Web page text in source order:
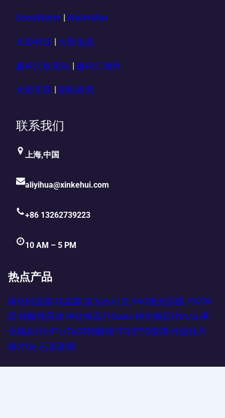
GoodWafer WaferMax
火影科技 火影金晶
鑫科汇欧美站 | 鑫科汇海外
火影互联 隐私政策
联系我们
上海,中国
aliyihua@xinkehui.com
+86 13262739223
10 AM – 5 PM
热点产品
碳化硅晶圆 硅晶圆 蓝宝石衬底 YAG激光晶圆 YSZ单
晶 铌酸锂晶体 砷化镓晶片GaAs 砷化铟晶片InAs 磷
化铟晶片InP LiTaO3钽酸锂 ITO/FTO玻璃 外延硅片
锗片Ge 石英玻璃